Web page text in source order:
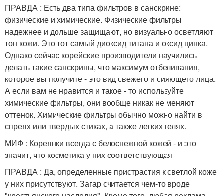
ПРАВДА : Есть два типа фильтров в санскрине:
физические и химические. Физические фильтры
надежнее и дольше защищают, но визуально осветляют
тон кожи. Это тот самый диоксид титана и оксид цинка.
Однако сейчас корейские производители научились
делать такие санскрины, что максимум отбеливания,
которое вы получите - это вид свежего и сияющего лица.
А если вам не нравится и такое - то используйте
химические фильтры, они вообще никак не меняют
оттенок, Химические фильтры обычно можно найти в
спреях или твердых стиках, а также легких гелях.
МИФ : Кореянки всегда с белоснежной кожей - и это
значит, что косметика у них соответствующая
ПРАВДА : Да, определенные пристрастия к светлой коже
у них присутствуют. Загар считается чем-то вроде